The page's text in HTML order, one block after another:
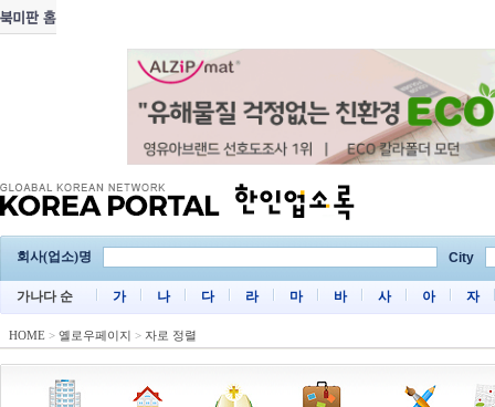
회사(업소)명 City
가나다 순 가 나 다 라 마 바 사 아 자
HOME > 옐로우페이지 > 자로 정렬